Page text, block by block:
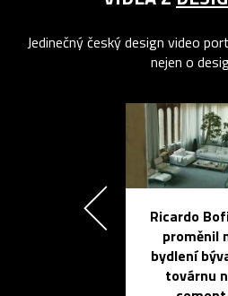
Jedinečný český design video
nejen o
Ricardo
proměnil
bydlení
továrnu